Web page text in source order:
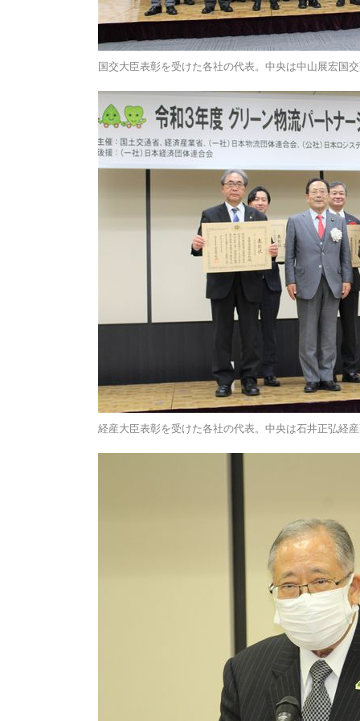
国交大臣表彰を受けた各社の代表。中央は中山展宏国
経産大臣表彰を受けた各社の代表。中央は石井正弘経